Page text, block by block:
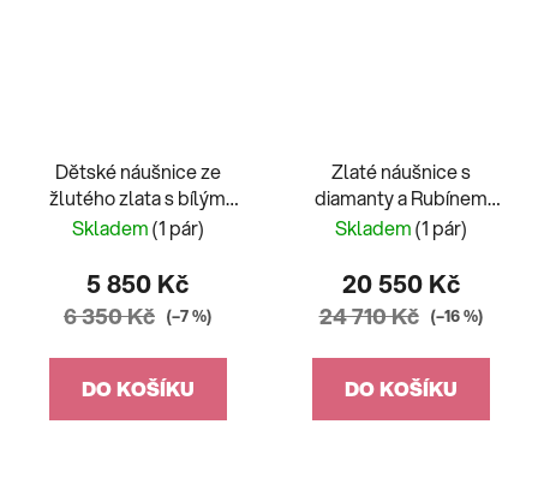
Dětské náušnice ze
žlutého zlata s bílým
zirkonem Mia
Skladem(1 pár)
5 850 Kč
6 350 Kč (–7 %)
DO KOŠÍKU
Zlaté náušnice s
diamanty a Rubínem
rosegold
Skladem(1 pár)
20 550 Kč
24 710 Kč (–16 %)
DO KOŠÍKU